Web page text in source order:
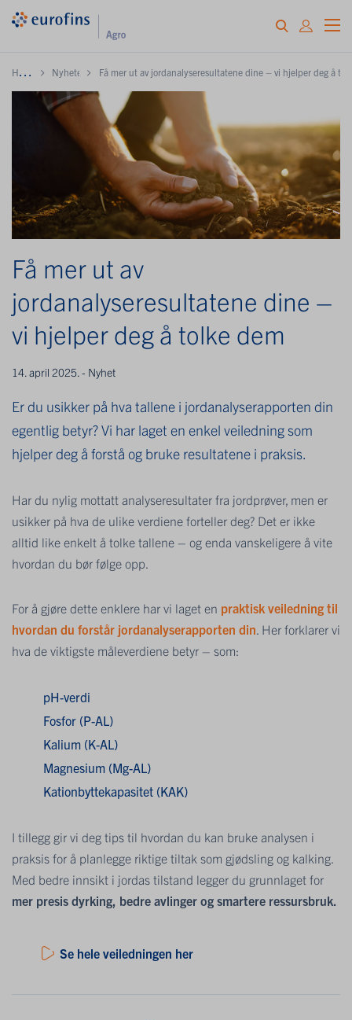
Nyheter Få mer ut av jordanalyseresultatene dine – vi hjelper deg å
Få mer ut av
jordanalyseresultatene dine –
vi hjelper deg å tolke dem
14. april 2025. - Nyhet
Er du usikker på hva tallene i jordanalyserapporten din
egentlig betyr? Vi har laget en enkel veiledning som
hjelper deg å forstå og bruke resultatene i praksis.
Har du nylig mottatt analyseresultater fra jordprøver, men er
usikker på hva de ulike verdiene forteller deg? Det er ikke
alltid like enkelt å tolke tallene – og enda vanskeligere å vite
hvordan du bør følge opp.
For å gjøre dette enklere har vi laget en praktisk veiledning til
hvordan du forstår jordanalyserapporten din. Her forklarer vi
hva de viktigste måleverdiene betyr – som:
pH-verdi
Fosfor (P-AL)
Kalium (K-AL)
Magnesium (Mg-AL)
Kationbyttekapasitet (KAK)
I tillegg gir vi deg tips til hvordan du kan bruke analysen i
praksis for å planlegge riktige tiltak som gjødsling og kalking.
Med bedre innsikt i jordas tilstand legger du grunnlaget for
mer presis dyrking, bedre avlinger og smartere ressursbruk.
Se hele veiledningen her